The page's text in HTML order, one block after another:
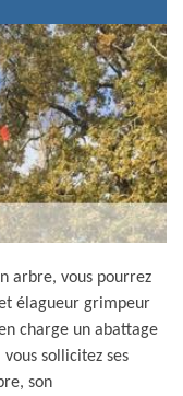
arbre, vous pourrez
élagueur grimpeur
charge un abattage
sollicitez ses
son